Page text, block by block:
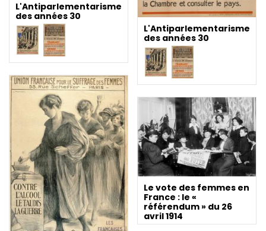
L'Antiparlementarisme
des années 30
L'Antiparlementarisme
des années 30
Le vote des femmes en
France : le «
référendum » du 26
avril 1914